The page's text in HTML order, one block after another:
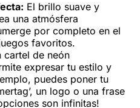
El brillo suave y
una atmósfera
por completo en el
favoritos.
cartel de neón
expresar tu estilo y
puedes poner tu
un logo o una frase
son infinitas!